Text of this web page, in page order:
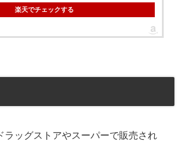
楽天でチェックする
ラッグストアやスーパーで販売され